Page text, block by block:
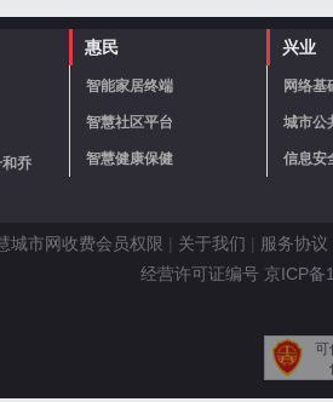
乔
惠民
智能家居终端
智慧社区平台
智慧健康保健
兴业
网络基
城市公
信息安
城市网收费会员权限 | 关于我们 | 服务协议
经营许可证编号 京ICP
可